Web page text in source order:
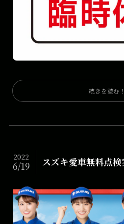
スズキ愛車無料点検
2022
6/19